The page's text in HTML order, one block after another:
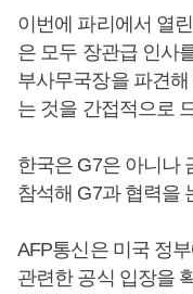
이번에 파리에서 열
은 모두 장관급 인사
부사무국장을 파견
는 것을 간접적으로
한국은 G7은 아니나
참석해 G7과 협력을
AFP통신은 미국 정
관련한 공식 입장을